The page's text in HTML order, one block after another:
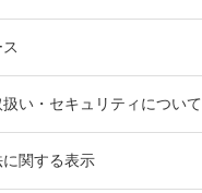
い・セキュリティについて
関する表示